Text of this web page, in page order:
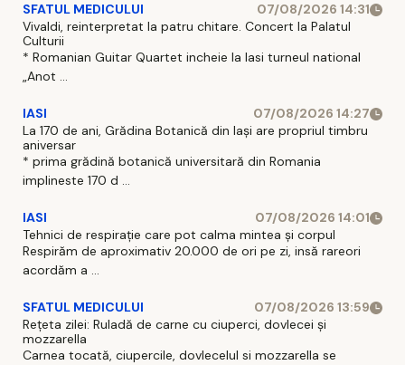
SFATUL MEDICULUI
07/08/2026 14:31
Vivaldi, reinterpretat la patru chitare. Concert la Palatul
Culturii
* Romanian Guitar Quartet incheie la Iasi turneul national
„Anot ...
IASI
07/08/2026 14:27
La 170 de ani, Grădina Botanică din Iași are propriul timbru
aniversar
* prima grădină botanică universitară din Romania
implineste 170 d ...
IASI
07/08/2026 14:01
Tehnici de respirație care pot calma mintea și corpul
Respirăm de aproximativ 20.000 de ori pe zi, insă rareori
acordăm a ...
SFATUL MEDICULUI
07/08/2026 13:59
Rețeta zilei: Ruladă de carne cu ciuperci, dovlecei și
mozzarella
Carnea tocată, ciupercile, dovlecelul si mozzarella se